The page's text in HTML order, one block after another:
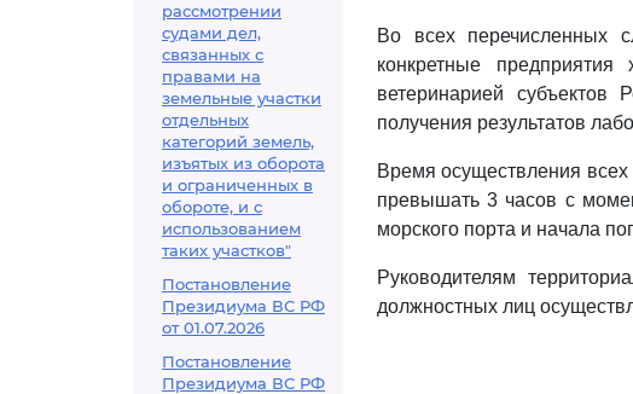
рассмотрении
судами дел,
связанных с
правами на
земельные участки
отдельных
категорий земель,
изъятых из оборота
и ограниченных в
обороте, и с
использованием
таких участков"
Постановление
Президиума ВС РФ
от 01.07.2026
Постановление
Президиума ВС РФ
Во всех перечисленных
конкретные
ветеринарией
получения результатов
Время осуществления
превышать 3 часов с
морского порта и начала
Руководителям
должностных лиц